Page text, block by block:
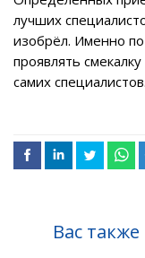
лучших
изобрёл. Именно
проявлять
самих специалистов.
Вас